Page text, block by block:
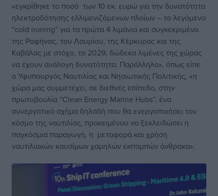
«εγκρίθηκε το ποσό των 10 εκ. ευρώ για την δυνατότητα
ηλεκτροδότησης ελλιμενιζόμενων πλοίων – το λεγόμενο
“cold ironing” για τα πρώτα 4 λιμάνια και συγκεκριμένα
της Ραφήνας, του Λαυρίου, της Κέρκυρας και της
Καβάλας με στόχο, το 2029, δώδεκα λιμένες της χώρας
να έχουν ανάλογη δυνατότητα. Παράλληλα», όπως είπε
ο Υφυπουργός Ναυτιλίας και Νησιωτικής Πολιτικής, «η
χώρα μας συμμετέχει, σε διεθνές επίπεδο, στην
πρωτοβουλία “Clean Energy Marine Hubs”, ένα
συνεργατικό σχήμα δηλαδή που θα ενεργοποιήσει τον
κόσμο της ναυτιλίας, προκειμένου να ξεκλειδώσει η
παγκόσμια παραγωγή, η μεταφορά και χρήση
ναυτιλιακών καυσίμων χαμηλών εκπομπών άνθρακα».